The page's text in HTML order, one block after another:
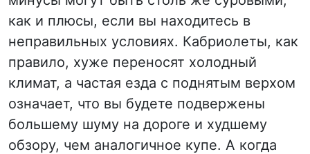
как и плюсы, если вы находитесь в
неправильных условиях. Кабриолеты, как
правило, хуже переносят холодный
климат, а частая езда с поднятым верхом
означает, что вы будете подвержены
большему шуму на дороге и худшему
обзору, чем аналогичное купе. А когда